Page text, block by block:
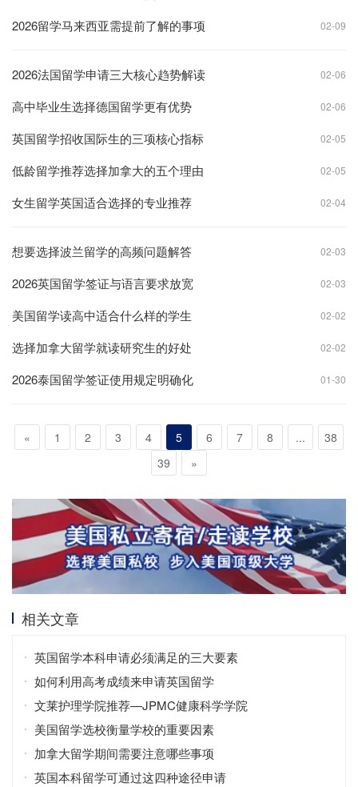
2026留学马来西亚需提前了解的事项
02-09
2026法国留学申请三大核心趋势解读 02-06
高中毕业生选择德国留学更有优势 02-06
英国留学招收国际生的三项核心指标 02-05
低龄留学推荐选择加拿大的五个理由 02-05
女生留学英国适合选择的专业推荐 02-04
想要选择波兰留学的高频问题解答 02-03
2026英国留学签证与语言要求放宽 02-03
美国留学读高中适合什么样的学生 02-02
选择加拿大留学就读研究生的好处 02-02
2026泰国留学签证使用规定明确化 01-30
« 1 2 3 4 5 6 7 8 ...
38
39
»
相关文章
英国留学本科申请必须满足的三大要素
如何利用高考成绩来申请英国留学
文莱护理学院推荐—JPMC健康科学学院
美国留学选校衡量学校的重要因素
加拿大留学期间需要注意哪些事项
英国本科留学可通过这四种途径申请